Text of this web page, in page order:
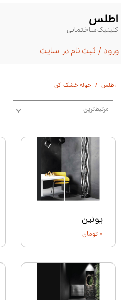
ورود / ثبت نام در سایت
حساب کاربری من
تغییر گذر واژه
خروج از حساب کاربری
​اطلس
کلینیک ساختمانی
اطلس حوله خشک کن
مرتبط‌ترین
یونین
۰ تومان